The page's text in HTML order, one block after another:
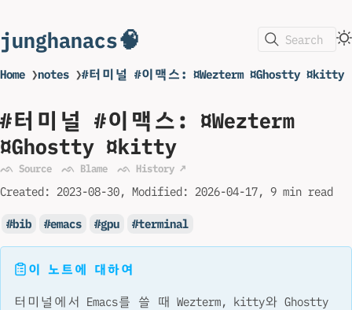
junghanacs🧠 Search
Home ❯notes ❯#터미널 #이맥스: ¤Wezterm ¤Ghostty ¤kitty
#터미널 #이맥스: ¤Wezterm
¤Ghostty ¤kitty
ᨒ Source ᨒ Blame ᨒ History ↗
Created: 2023-08-30 Modified: 2026-04-17 9 min read
bib emacs gpu terminal
이 노트에 대하여
터미널에서 Emacs를 쓸 때 Wezterm, kitty와 Ghostty